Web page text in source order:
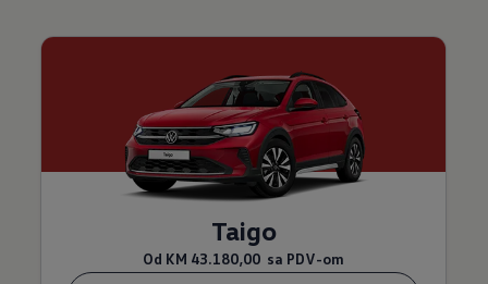
Taigo
Od KM 43.180,00 sa PDV-om